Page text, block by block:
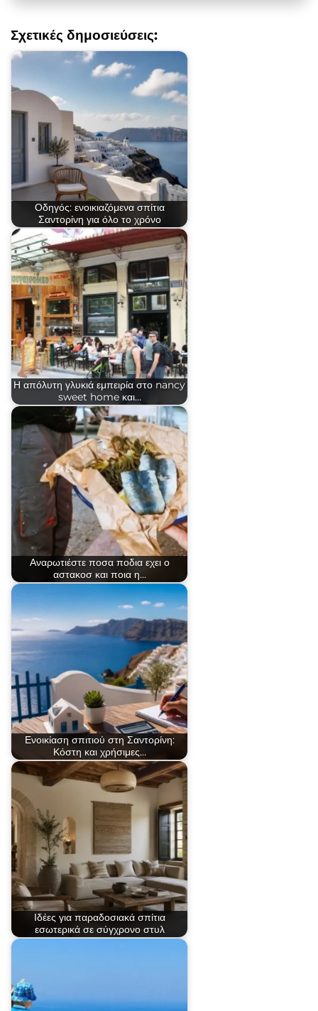
Σχετικές δημοσιεύσεις:
Οδηγός: ενοικιαζόμενα σπίτια
Σαντορίνη για όλο το χρόνο
Η απόλυτη γλυκιά εμπειρία στο nancy
sweet home και…
Αναρωτιέστε ποσα ποδια εχει ο
αστακοσ και ποια η…
Ενοικίαση σπιτιού στη Σαντορίνη:
Κόστη και χρήσιμες…
Ιδέες για παραδοσιακά σπίτια
εσωτερικά σε σύγχρονο στυλ